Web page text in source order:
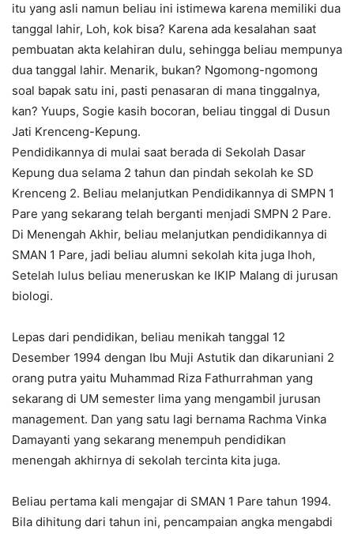
itu yang asli namun beliau ini istimewa karena memiliki dua
tanggal lahir, Loh, kok bisa? Karena ada kesalahan saat
pembuatan akta kelahiran dulu, sehingga beliau mempunya
dua tanggal lahir. Menarik, bukan? Ngomong-ngomong
soal bapak satu ini, pasti penasaran di mana tinggalnya,
kan? Yuups, Sogie kasih bocoran, beliau tinggal di Dusun
Jati Krenceng-Kepung.
Pendidikannya di mulai saat berada di Sekolah Dasar
Kepung dua selama 2 tahun dan pindah sekolah ke SD
Krenceng 2. Beliau melanjutkan Pendidikannya di SMPN 1
Pare yang sekarang telah berganti menjadi SMPN 2 Pare.
Di Menengah Akhir, beliau melanjutkan pendidikannya di
SMAN 1 Pare, jadi beliau alumni sekolah kita juga lhoh,
Setelah lulus beliau meneruskan ke IKIP Malang di jurusan
biologi.
Lepas dari pendidikan, beliau menikah tanggal 12
Desember 1994 dengan Ibu Muji Astutik dan dikaruniani 2
orang putra yaitu Muhammad Riza Fathurrahman yang
sekarang di UM semester lima yang mengambil jurusan
management. Dan yang satu lagi bernama Rachma Vinka
Damayanti yang sekarang menempuh pendidikan
menengah akhirnya di sekolah tercinta kita juga.
Beliau pertama kali mengajar di SMAN 1 Pare tahun 1994.
Bila dihitung dari tahun ini, pencampaian angka mengabdi